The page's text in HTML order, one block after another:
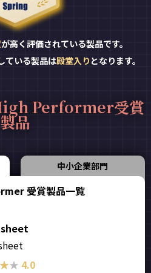
が高く評価されている製品です。
ている製品は殿堂入り となります。
Performer受賞
製品
中小企業部門
受賞製品一覧
4.0